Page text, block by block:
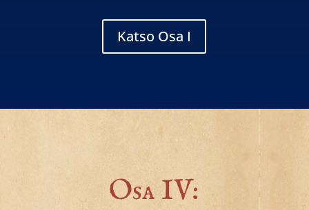
Katso Osa I
Osa IV: